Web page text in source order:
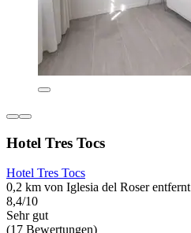
Hotel Tres Tocs
Hotel Tres Tocs
0,2 km von Iglesia del Roser entfernt
8,4/10
Sehr gut
(17 Bewertungen)